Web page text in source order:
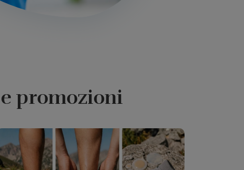
promozioni